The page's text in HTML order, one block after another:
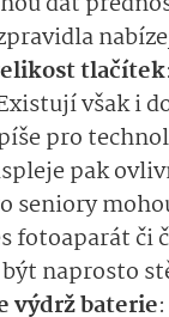
tlačítek
však i
pro
pak
seniory
fotoaparát či
naprosto
výdrž baterie